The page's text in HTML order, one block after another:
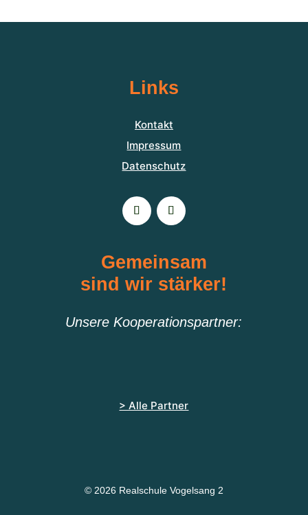
Links
Kontakt
Impressum
Datenschutz
Gemeinsam
sind wir stärker!
Unsere Kooperationspartner:
> Alle Partner
© 2026 Realschule Vogelsang 2